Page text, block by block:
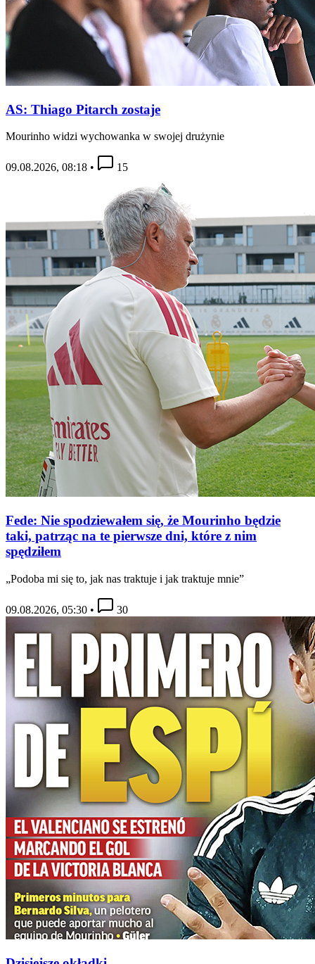
AS: Thiago Pitarch zostaje
Mourinho widzi wychowanka w swojej drużynie
09.08.2026, 08:18 • 15
Fede: Nie spodziewałem się, że Mourinho będzie
taki, patrząc na te pierwsze dni, które z nim
spędziłem
„Podoba mi się to, jak nas traktuje i jak traktuje mnie”
09.08.2026, 05:30 • 30